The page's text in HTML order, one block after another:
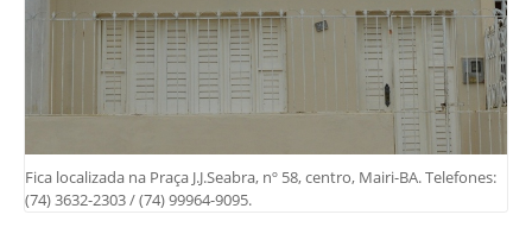
Fica localizada na Praça J.J.Seabra, nº 58, centro, Mairi-BA. Telefones:
(74) 3632-2303 / (74) 99964-9095.